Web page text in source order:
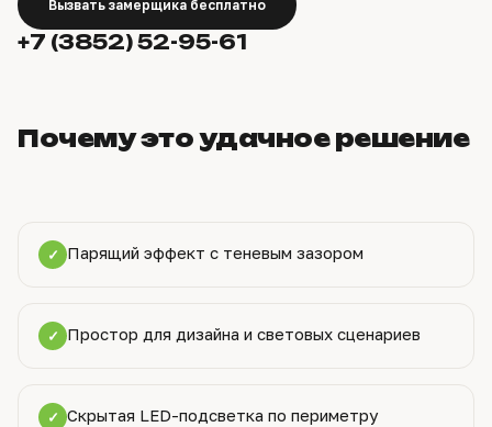
Вызвать замерщика бесплатно
+7 (3852) 52-95-61
Почему это удачное решение
✓ Парящий эффект с теневым зазором
✓ Простор для дизайна и световых сценариев
✓ Скрытая LED-подсветка по периметру